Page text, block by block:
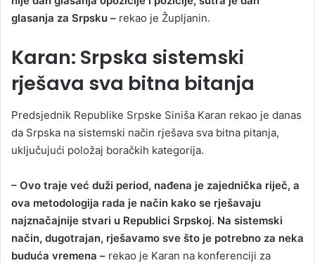
glasanja za Srpsku – rekao je Župljanin.
Karan: Srpska sistemski
rješava sva bitna bitanja
Predsjednik Republike Srpske Siniša Karan rekao je danas
da Srpska na sistemski način rješava sva bitna pitanja,
uključujući položaj boračkih kategorija.
– Ovo traje već duži period, nađena je zajednička riječ, a
ova metodologija rada je način kako se rješavaju
najznačajnije stvari u Republici Srpskoj. Na sistemski
način, dugotrajan, rješavamo sve što je potrebno za neka
buduća vremena – rekao je Karan na konferenciji za